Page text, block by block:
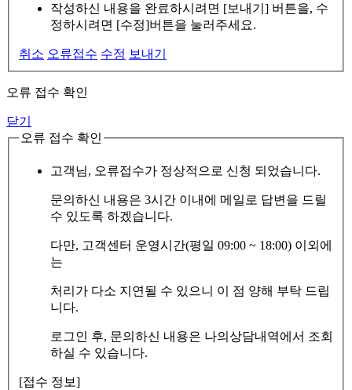
작성하신 내용을 완료하시려면 [보내기] 버튼을, 수
정하시려면 [수정]버튼을 눌러주세요.
취소 오류접수 수정 보내기
오류 접수 확인
닫기
오류 접수 확인
고객님, 오류접수가 정상적으로 신청 되었습니다.
문의하신 내용은 3시간 이내에 메일로 답변을 드릴
수 있도록 하겠습니다.
다만, 고객센터 운영시간(평일 09:00 ~ 18:00) 이외에
는
처리가 다소 지연될 수 있으니 이 점 양해 부탁 드립
니다.
로그인 후, 문의하신 내용은 나의상담내역에서 조회
하실 수 있습니다.
[접수 정보]